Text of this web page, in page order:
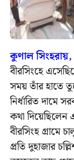
কুণাল সিংহরায়,
বীরসিংহে
সময় তাঁর হাতে
নির্ধারিত দামে
কথা
বীরসিংহ গ্রামে
প্রতি দুহাজার